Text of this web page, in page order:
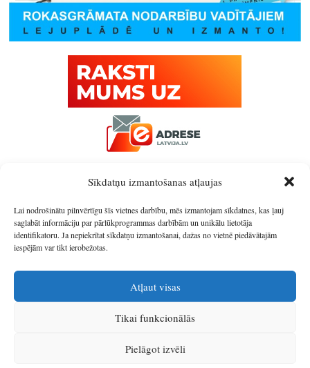
Sīkdatņu izmantošanas atļaujas
Lai nodrošinātu pilnvērtīgu šīs vietnes darbību, mēs izmantojam sīkdatnes, kas ļauj
saglabāt informāciju par pārlūkprogrammas darbībām un unikālu lietotāja
identifikatoru. Ja nepiekrītat sīkdatņu izmantošanai, dažas no vietnē piedāvātajām
iespējām var tikt ierobežotas.
Atļaut visas
Tikai funkcionālās
Pielāgot izvēli
IzstrādātājsSIA Info